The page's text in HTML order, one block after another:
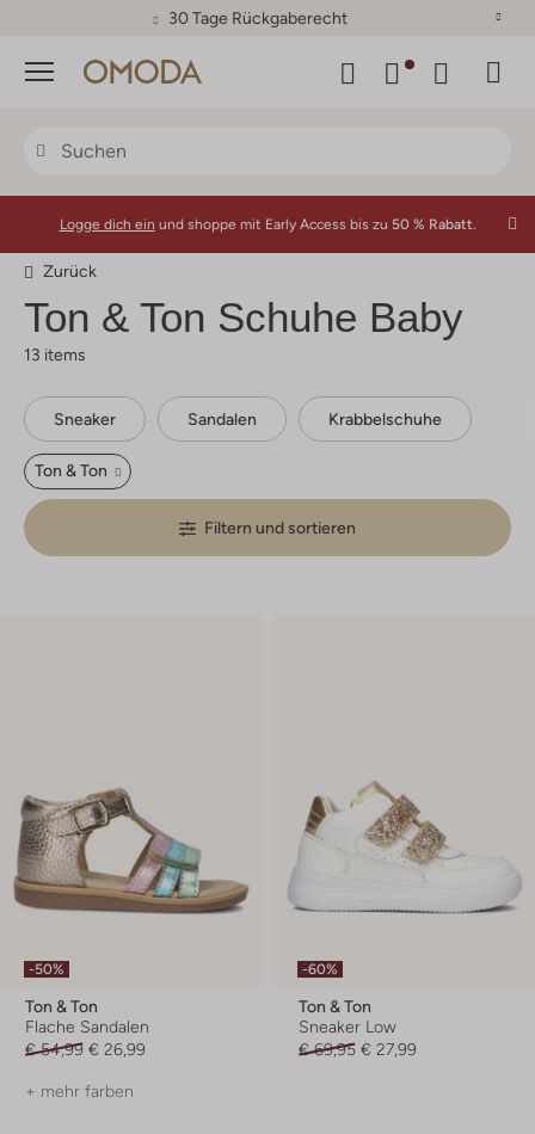
30 Tage Rückgaberecht
Menü
Logge dich ein und shoppe mit Early Access bis zu 50 % Rabatt.
Zurück
Ton & Ton Schuhe Baby
13 items
Sneaker Sandalen Krabbelschuhe
Ton & Ton
Filtern und sortieren
-50%
Ton & Ton
Flache Sandalen
€ 54,99 € 26,99
+ mehr farben
-60%
Ton & Ton
Sneaker Low
€ 69,95 € 27,99